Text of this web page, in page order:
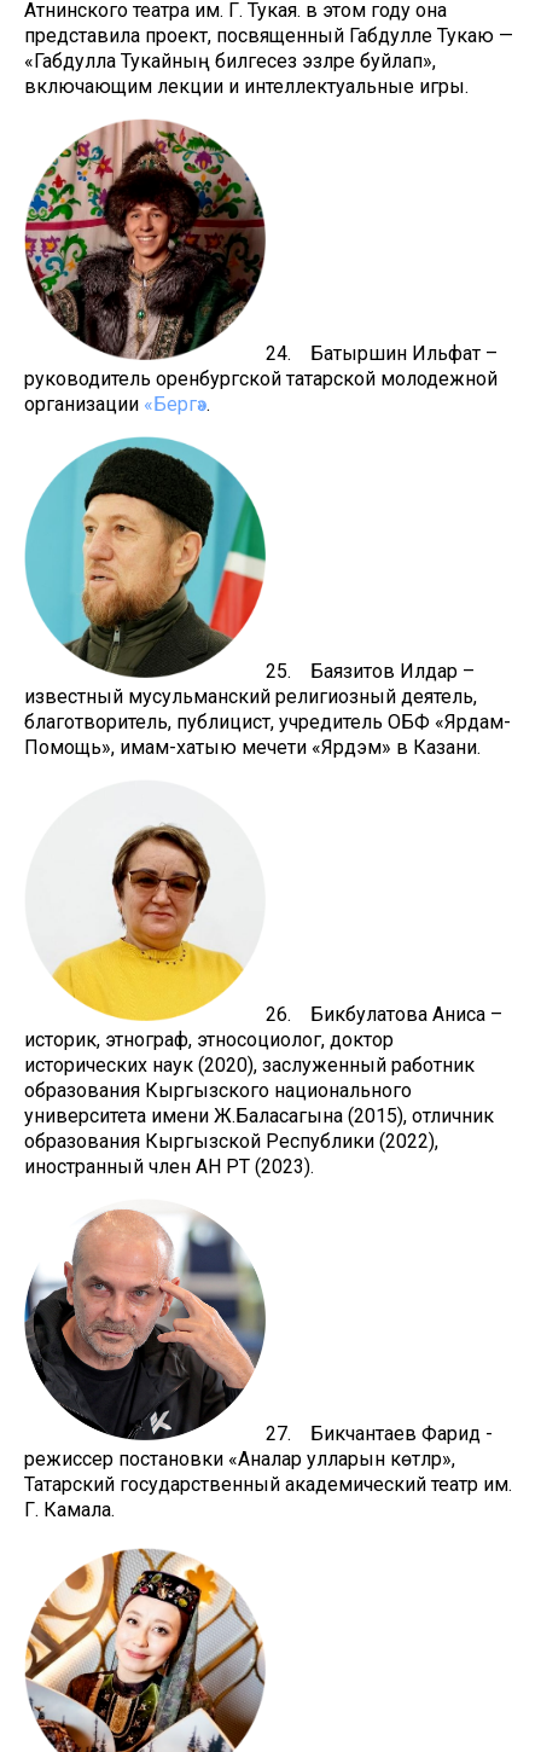
Атнинского театра им. Г. Тукая. в этом году она
представила проект, посвященный Габдулле Тукаю —
«Габдулла Тукайның билгесез эзләре буйлап»,
включающим лекции и интеллектуальные игры.
24. Батыршин Ильфат –
руководитель оренбургской татарской молодежной
организации «Бергә».
25. Баязитов Илдар –
известный мусульманский религиозный деятель,
благотворитель, публицист, учредитель ОБФ «Ярдам-
Помощь», имам-хатыю мечети «Ярдэм» в Казани.
26. Бикбулатова Аниса –
историк, этнограф, этносоциолог, доктор
исторических наук (2020), заслуженный работник
образования Кыргызского национального
университета имени Ж.Баласагына (2015), отличник
образования Кыргызской Республики (2022),
иностранный член АН РТ (2023).
27. Бикчантаев Фарид -
режиссер постановки «Аналар улларын көтәләр»,
Татарский государственный академический театр им.
Г. Камала.